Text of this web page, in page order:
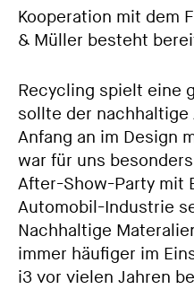
Kooperation mit dem
& Müller besteht
Recycling spielt eine
sollte der
Anfang an im Design
war für uns
After-Show-Party mit
Automobil-Industrie
Nachhaltige
immer häufiger im
i3 vor vielen Jahren